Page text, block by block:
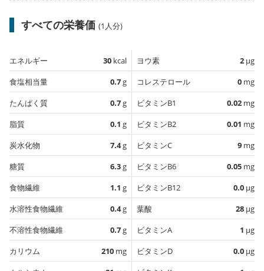
すべての栄養価 (1人分)
エネルギー 30 kcal
食塩相当量
0.7g
たんぱく質
0.7g
脂質
0.1 g
炭水化物
7.4g
糖質
6.3g
食物繊維
1.1 g
水溶性食物繊維
0.4g
不溶性食物繊維
0.7g
カリウム
210 mg
ヨウ素 2 µg
コレステロール
0 mg
ビタミンB1
0.02 mg
ビタミンB2
0.01 mg
ビタミンC
9 mg
ビタミンB6
0.05 mg
ビタミンB12
0.0 µg
葉酸
28 µg
ビタミンA
1 µg
ビタミンD
0.0 µg